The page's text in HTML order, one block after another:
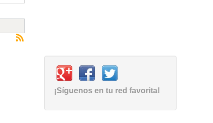
¡Síguenos en tu red favorita!